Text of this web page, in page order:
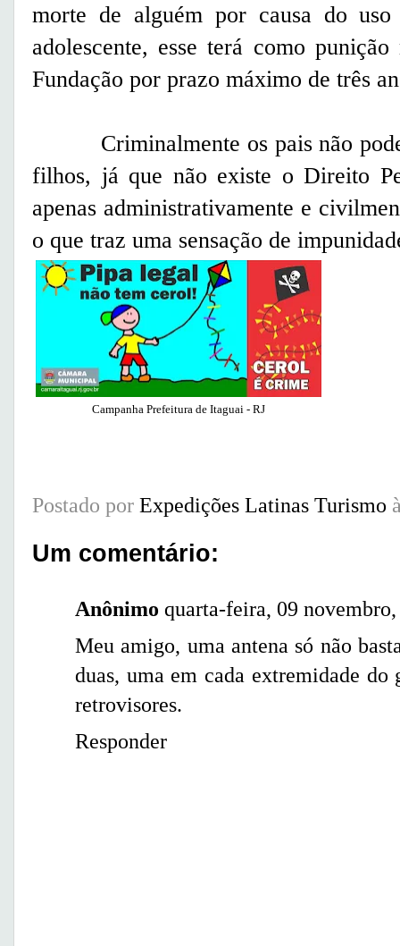
morte de alguém por causa do
adolescente, esse terá como
Fundação por prazo máximo de três
Criminalmente os pais não
filhos, já que não existe o Direito
apenas administrativamente e
o que traz uma sensação de
Campanha Prefeitura de Itaguai - RJ
Postado por Expedições Latinas Turismo
Um comentário:
Anônimo quarta-feira, 09
Meu amigo, uma antena só não
duas, uma em cada extremidade
retrovisores.
Responder